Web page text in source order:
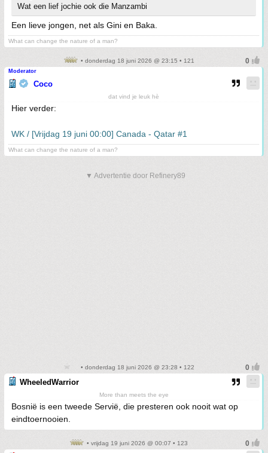
Wat een lief jochie ook die Manzambi
Een lieve jongen, net als Gini en Baka.
What can change the nature of a man?
• donderdag 18 juni 2026 @ 23:15 • 121
Moderator
Coco
dat vind je leuk hè
Hier verder:
WK / [Vrijdag 19 juni 00:00] Canada - Qatar #1
What can change the nature of a man?
▼ Advertentie door Refinery89
• donderdag 18 juni 2026 @ 23:28 • 122
WheeledWarrior
More than meets the eye
Bosnië is een tweede Servië, die presteren ook nooit wat op
eindtoernooien.
• vrijdag 19 juni 2026 @ 00:07 • 123